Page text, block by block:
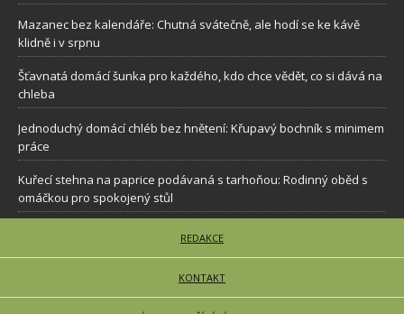
Mazanec bez kalendáře: Chutná svátečně, ale hodí se ke kávě
klidně i v srpnu
Šťavnatá domácí šunka pro každého, kdo chce vědět, co si dává na
chleba
Jednoduchý domácí chléb bez hnětení: Křupavý bochník s minimem
práce
Kuřecí stehna na paprice podávaná s tarhoňou: Rodinný oběd s
omáčkou pro spokojený stůl
REDAKCE
KONTAKT